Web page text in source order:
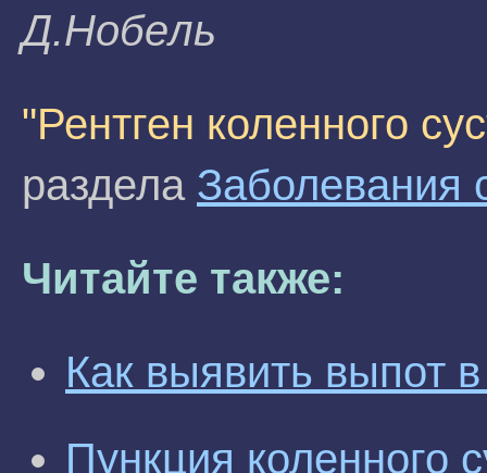
Д.Hoбeль
"Рентген коленного
раздела Заболевания
Читайте также:
Как выявить выпот в
Пункция коленного